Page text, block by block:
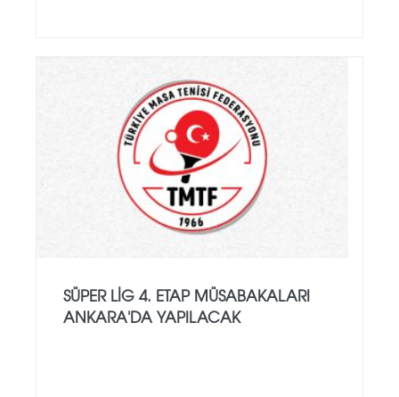
SÜPER LIG 4. ETAP MÜSABAKALARI
ANKARA'DA YAPILACAK